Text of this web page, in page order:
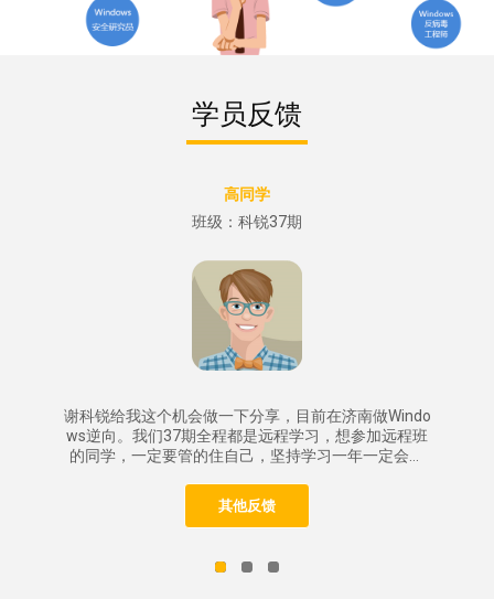
学员反馈
高同学
班级：科锐37期
谢科锐给我这个机会做一下分享，目前在济南做Windo
ws逆向。我们37期全程都是远程学习，想参加远程班
的同学，一定要管的住自己，坚持学习一年一定会有
区，学习和娱乐分开。培养好习惯以后，你坐到学习
区就会想着学习，不建议用写作业的电脑打游戏，这
科锐的三大讲师功力深厚，讲课各有特色，不懂就去
其他反馈
万振东
班级：科锐38期
⾸先感恩学校的所有老师们，我是 37、38 班的学员万
振东，在科锐学习的⼀年多里让我感受到科锐是真的
为学生着想，无论是从课程安排还是作业讲解⽼师都
的从科锐38班3阶段毕业了，毕业后，在学校的推荐
下，已经顺利的入职了⼀家武汉的安全公司，感谢科
其他反馈